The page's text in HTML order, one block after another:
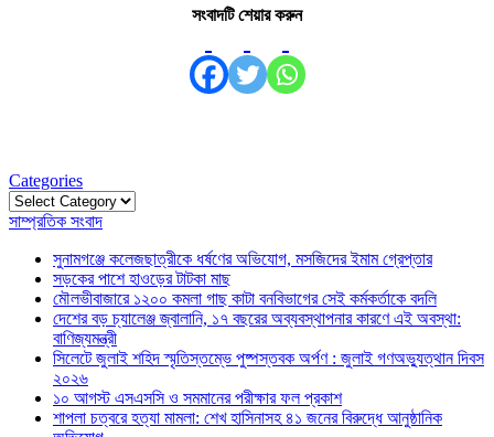
সংবাদটি শেয়ার করুন
Categories
Categories
সাম্প্রতিক সংবাদ
সুনামগঞ্জে কলেজছাত্রীকে ধর্ষণের অভিযোগ, মসজিদের ইমাম গ্রেপ্তার
সড়কের পাশে হাওড়ের টাটকা মাছ
মৌলভীবাজারে ১২০০ কমলা গাছ কাটা বনবিভাগের সেই কর্মকর্তাকে বদলি
দেশের বড় চ্যালেঞ্জ জ্বালানি, ১৭ বছরের অব্যবস্থাপনার কারণে এই অবস্থা:
বাণিজ্যমন্ত্রী
সিলেটে জুলাই শহিদ স্মৃতিস্তম্ভে পুষ্পস্তবক অর্পণ : জুলাই গণঅভ্যুত্থান দিবস
২০২৬
১০ আগস্ট এসএসসি ও সমমানের পরীক্ষার ফল প্রকাশ
শাপলা চত্বরে হত্যা মামলা: শেখ হাসিনাসহ ৪১ জনের বিরুদ্ধে আনুষ্ঠানিক